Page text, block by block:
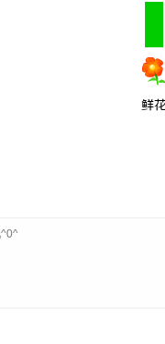
鲜